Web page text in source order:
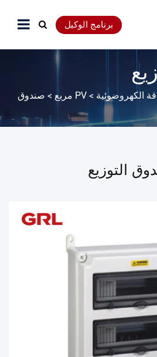
برنامج الوكيل
الكهروضوئية > PV مربع > صندوق
التوزيع